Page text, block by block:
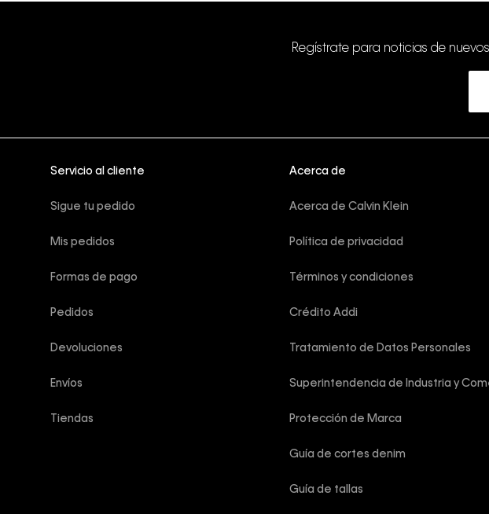
Regístrate para noticias de
Servicio al cliente
Sigue tu pedido
Mis pedidos
Formas de pago
Pedidos
Devoluciones
Envíos
Tiendas
Acerca de
Acerca de Calvin Klein
Política de privacidad
Términos y condiciones
Crédito Addi
Tratamiento de Datos Personales
Superintendencia de Industria y
Protección de Marca
Guía de cortes denim
Guía de tallas